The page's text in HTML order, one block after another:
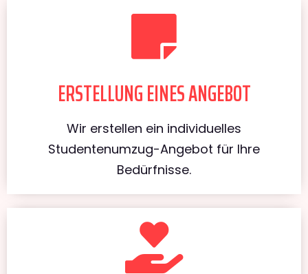
ERSTELLUNG EINES ANGEBOT
Wir erstellen ein individuelles
Studentenumzug-Angebot für Ihre
Bedürfnisse.